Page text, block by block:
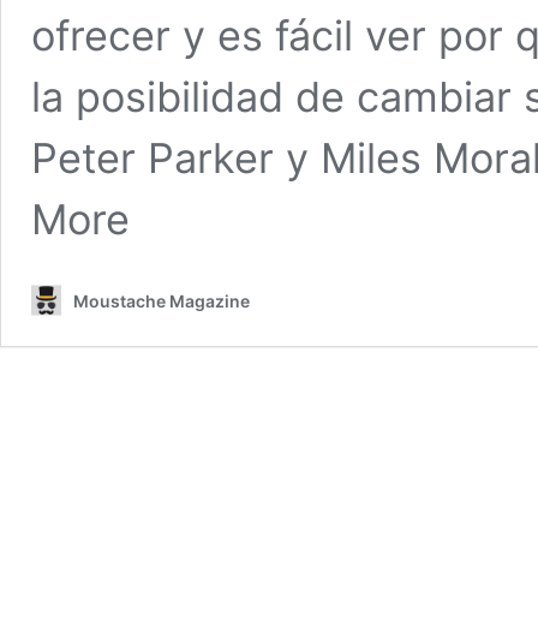
ofrecer y es fácil ver por
la posibilidad de cambiar
Peter Parker y Miles
More
Moustache Magazine